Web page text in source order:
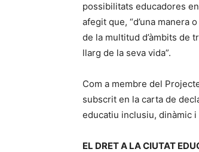
possibilitats educadores
afegit que, “d’una manera
de la multitud d’àmbits de
llarg de la seva vida”.
Com a membre del
subscrit en la carta de
educatiu inclusiu, dinàmic
EL DRET A LA CIUTAT